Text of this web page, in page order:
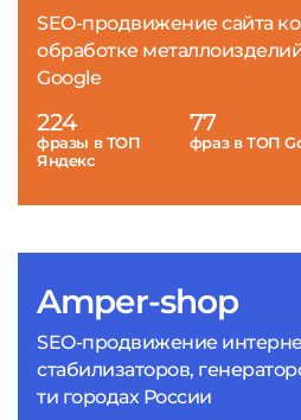
Amper-shop
SEO-продвижение
стабилизаторов,
ти городах России
SEO-продвижение сайта
обработке
Google
224
фразы в ТОП
Яндекс
77
фраз в ТОП